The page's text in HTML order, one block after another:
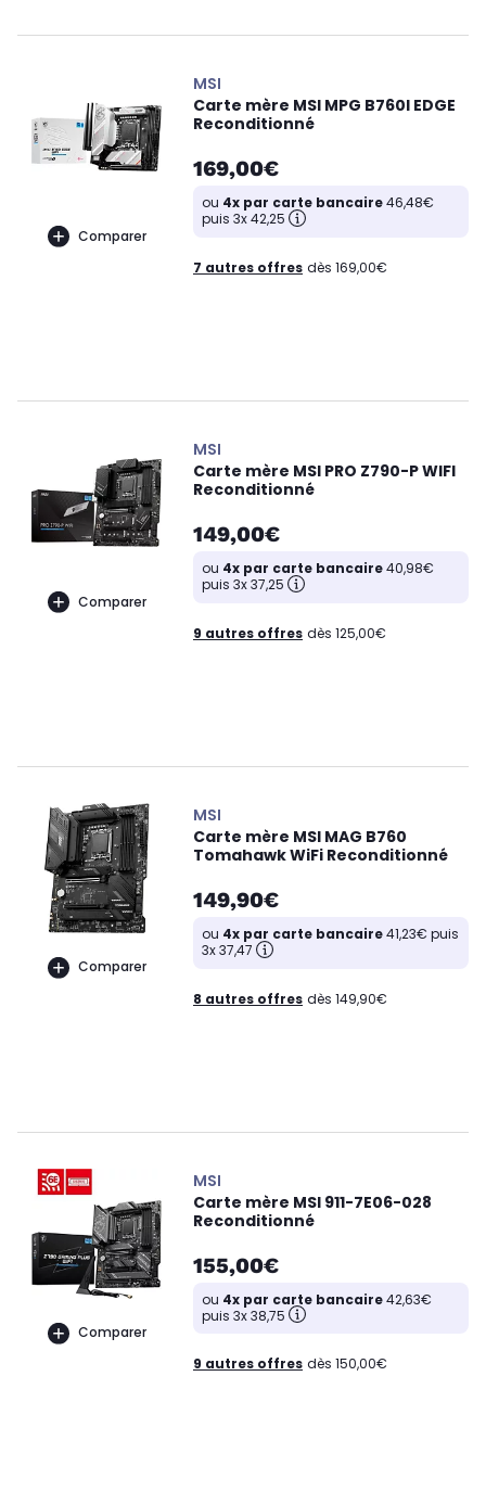
Comparer
MSI
Carte mère MSI MPG B760I EDGE
Reconditionné
169,00€
ou 4x par carte bancaire46,48€
puis 3x 42,25
7 autres offres dès 169,00€
Comparer
MSI
Carte mère MSI PRO Z790-P WIFI
Reconditionné
149,00€
ou 4x par carte bancaire40,98€
puis 3x 37,25
9 autres offres dès 125,00€
Comparer
MSI
Carte mère MSI MAG B760
Tomahawk WiFi Reconditionné
149,90€
ou 4x par carte bancaire41,23€ puis
3x 37,47
8 autres offres dès 149,90€
Comparer
MSI
Carte mère MSI 911-7E06-028
Reconditionné
155,00€
ou 4x par carte bancaire42,63€
puis 3x 38,75
9 autres offres dès 150,00€